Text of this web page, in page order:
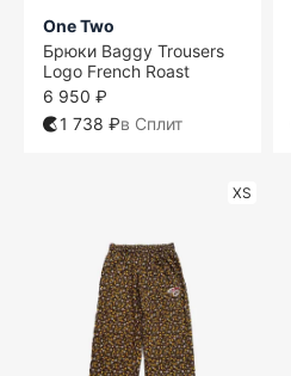
One Two
Брюки Baggy Trousers
Logo French Roast
6 950 ₽
1 738 ₽в Сплит
XS